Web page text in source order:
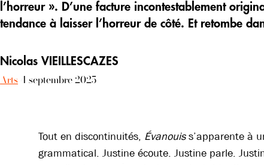
l’horreur ». D’une facture incontestablement
tendance à laisser l’horreur de côté. Et retombe
Nicolas VIEILLESCAZES
Arts 4 septembre 2025
Tout en discontinuités, Évanouiss’apparente à
grammatical. Justine écoute. Justine parle.